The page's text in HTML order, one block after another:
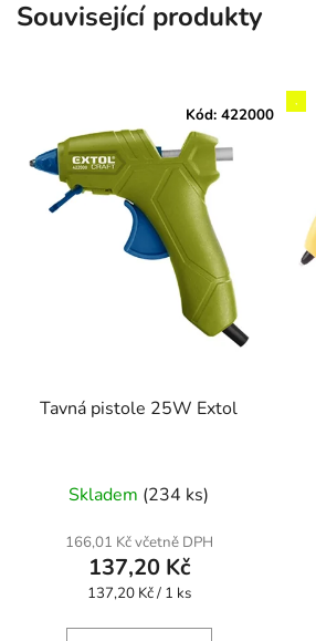
Související produkty
Tavná pistole 25W Extol
Skladem (234 ks)
166,01 Kč včetně DPH
137,20 Kč
Měrná
137,20 Kč / 1 ks
Kód: 422000
,